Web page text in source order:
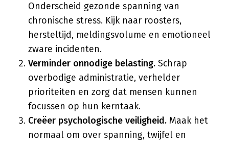
Onderscheid gezonde spanning van
chronische stress. Kijk naar roosters,
hersteltijd, meldingsvolume en emotioneel
zware incidenten.
Verminder onnodige belasting. Schrap
overbodige administratie, verhelder
prioriteiten en zorg dat mensen kunnen
focussen op hun kerntaak.
Creëer psychologische veiligheid. Maak het
normaal om over spanning, twijfel en